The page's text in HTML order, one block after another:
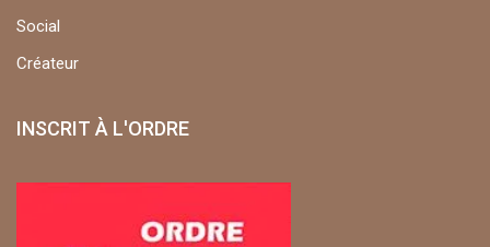
Social
Créateur
INSCRIT À L'ORDRE